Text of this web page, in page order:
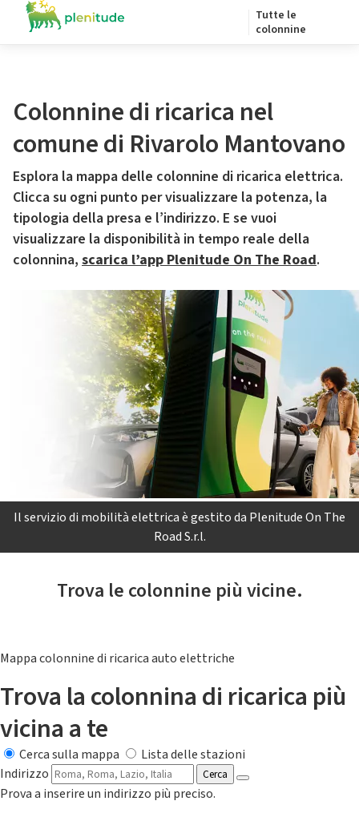
Tutte le
colonnine
Colonnine di ricarica nel
comune di Rivarolo Mantovano
Esplora la mappa delle colonnine di ricarica elettrica.
Clicca su ogni punto per visualizzare la potenza, la
tipologia della presa e l’indirizzo. E se vuoi
visualizzare la disponibilità in tempo reale della
colonnina, scarica l’app Plenitude On The Road.
Il servizio di mobilità elettrica è gestito da Plenitude On The
Road S.r.l.
Trova le colonnine più vicine.
Mappa colonnine di ricarica auto elettriche
Trova la colonnina di ricarica più
vicina a te
Cerca sulla mappa
Lista delle stazioni
Indirizzo
Cerca
Prova a inserire un indirizzo più preciso.